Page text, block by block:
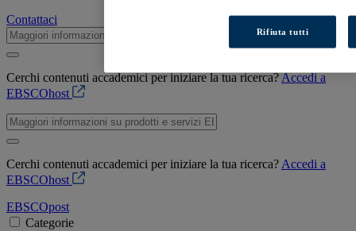
Contattaci
Cerchi contenuti accademici per iniziare la tua ricerca?Accedi a
EBSCOhost
Cerchi contenuti accademici per iniziare la tua ricerca? Accedi a
EBSCOhost
EBSCOpost
Categorie
Rifiuta tutti